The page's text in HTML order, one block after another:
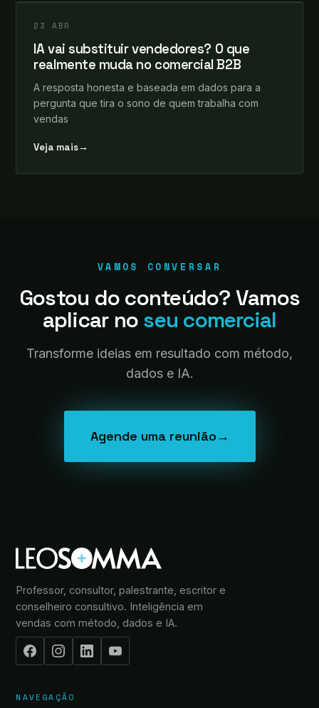
IA & VENDAS
23 ABR
IA vai substituir vendedores? O que
realmente muda no comercial B2B
A resposta honesta e baseada em dados para a
pergunta que tira o sono de quem trabalha com
vendas
Veja mais→
VAMOS CONVERSAR
Gostou do conteúdo? Vamos
aplicar no seu comercial
Transforme ideias em resultado com método,
dados e IA.
Agende uma reunião→
Professor, consultor, palestrante, escritor e
conselheiro consultivo. Inteligência em
vendas com método, dados e IA.
NAVEGAÇÃO